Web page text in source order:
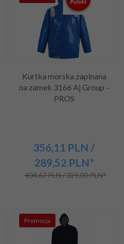
Kurtka morska zapinana
na zamek 3166 Aj Group -
PROS
356,11 PLN /
289,52 PLN*
404,67 PLN / 329,00 PLN*
Promocja